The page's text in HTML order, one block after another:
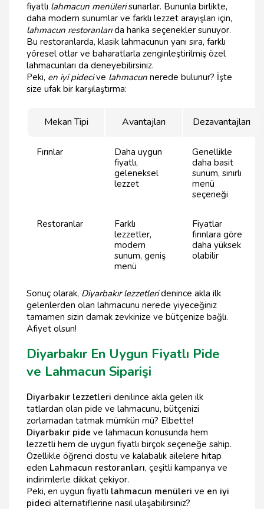
fiyatlı lahmacun menülerisunarlar. Bununla birlikte,
daha modern sunumlar ve farklı lezzet arayışları için,
lahmacun restoranlarıda harika seçenekler sunuyor.
Bu restoranlarda, klasik lahmacunun yanı sıra, farklı
yöresel otlar ve baharatlarla zenginleştirilmiş özel
lahmacunları da deneyebilirsiniz.
Peki, en iyi pidecive lahmacun nerede bulunur? İşte
size ufak bir karşılaştırma:
Mekan Tipi Avantajları Dezavantajları
Fırınlar
Daha uygun
fiyatlı,
geleneksel
lezzet
Genellikle
daha basit
sunum, sınırlı
menü
seçeneği
Restoranlar
Farklı
lezzetler,
modern
sunum, geniş
menü
Fiyatlar
fırınlara göre
daha yüksek
olabilir
Sonuç olarak, Diyarbakır lezzetleridenince akla ilk
gelenlerden olan lahmacunu nerede yiyeceğiniz
tamamen sizin damak zevkinize ve bütçenize bağlı.
Afiyet olsun!
Diyarbakır En Uygun Fiyatlı Pide
ve Lahmacun Siparişi
Diyarbakır lezzetleri denilince akla gelen ilk
tatlardan olan pide ve lahmacunu, bütçenizi
zorlamadan tatmak mümkün mü? Elbette!
Diyarbakır pide ve lahmacun konusunda hem
lezzetli hem de uygun fiyatlı birçok seçeneğe sahip.
Özellikle öğrenci dostu ve kalabalık ailelere hitap
eden Lahmacun restoranları, çeşitli kampanya ve
indirimlerle dikkat çekiyor.
Peki, en uygun fiyatlı lahmacun menüleri ve en iyi
pideci alternatiflerine nasıl ulaşabilirsiniz?